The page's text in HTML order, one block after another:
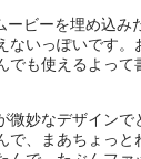
ービーを埋め込み
ないっぽいです。
でも使えるよって
微妙なデザインで
で、まあちょっと